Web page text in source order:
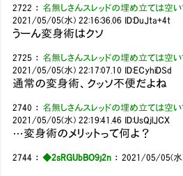
2722 ： 名無しさんスレッドの埋め立ては空
2021/05/05(水) 22:16:36.06 ID:DuJta+4t
うーん変身術はクソ
2725 ： 名無しさんスレッドの埋め立ては空
2021/05/05(水) 22:17:07.10 ID:ECyhiDSd
通常の変身術、クッソ不便だよね
2740 ： 名無しさんスレッドの埋め立ては空
2021/05/05(水) 22:19:41.46 ID:UsQjlJCX
…変身術のメリットって何よ？
2744 ：◆2sRGUbBO9j2n ：2021/05/05(水